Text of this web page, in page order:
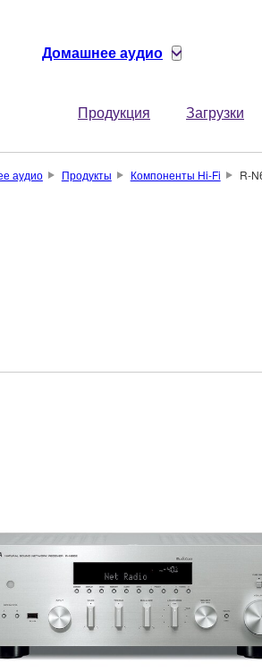
Домашнее аудио
Продукция Загрузки
аудио Продукты Компоненты Hi-Fi R-